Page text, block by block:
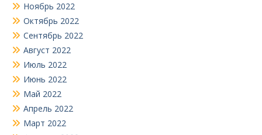
Ноябрь 2022
Октябрь 2022
Сентябрь 2022
Август 2022
Июль 2022
Июнь 2022
Май 2022
Апрель 2022
Март 2022